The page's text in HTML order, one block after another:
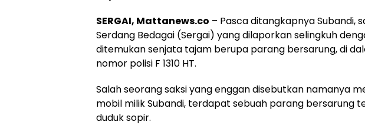
SERGAI, Mattanews.co – Pasca ditangkapnya Subandi,
Serdang Bedagai (Sergai) yang dilaporkan selingkuh
ditemukan senjata tajam berupa parang bersarung, di
nomor polisi F 1310 HT.
Salah seorang saksi yang enggan disebutkan namanya
mobil milik Subandi, terdapat sebuah parang bersarung
duduk sopir.